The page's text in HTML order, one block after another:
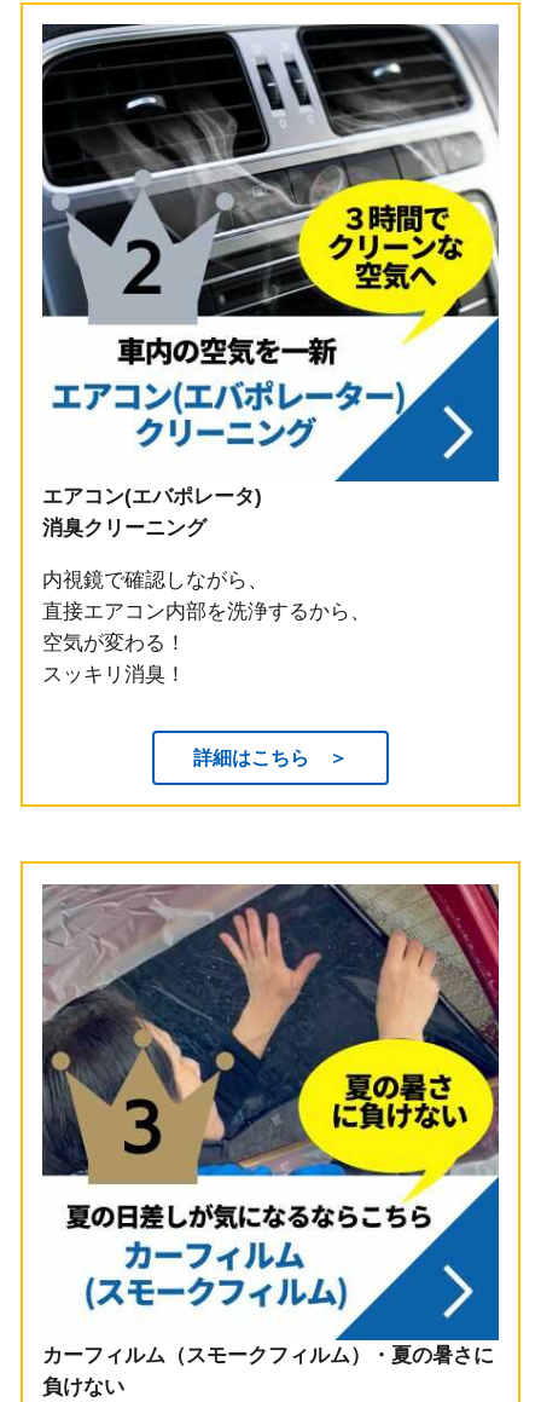
エアコン(エバポレータ)
消臭クリーニング
内視鏡で確認しながら、
直接エアコン内部を洗浄するから、
空気が変わる！
スッキリ消臭！
詳細はこちら ＞
カーフィルム（スモークフィルム）・夏の暑さに
負けない